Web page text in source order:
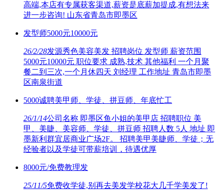
高端,本店有专属获客渠道,薪资是底薪加提成,有想法来
进一步咨询! 山东省青岛市即墨区
发型师5000元10000元
26/2/28发源秀色美容美发 招聘岗位 发型师 薪资范围
5000元10000元 职位要求 成熟,技术 其他福利 一个月聚
餐二到三次,一个月休四天 刘经理 工作地址 青岛市即墨
区南泉街道
5000诚聘美甲师、学徒、拼豆师、年底忙工
26/1/14公司名称 即墨区鱼小姐的美甲店 招聘职位 美
甲、美睫、美容师、学徒、拼豆师 招聘人数 5人 地址 即
墨新利群宜居商业广场2F。 招聘美甲美睫师、学徒；无
经验者以及学徒可带薪培训，待遇优厚
8000元/免费教理发
25/11/5免费收学徒,别再去美发学校花大几千学美发了!